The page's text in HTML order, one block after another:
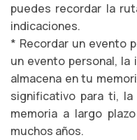
puedes recordar la
indicaciones.
* Recordar un evento
un evento personal,
almacena en tu
significativo para ti,
memoria a largo
muchos años.